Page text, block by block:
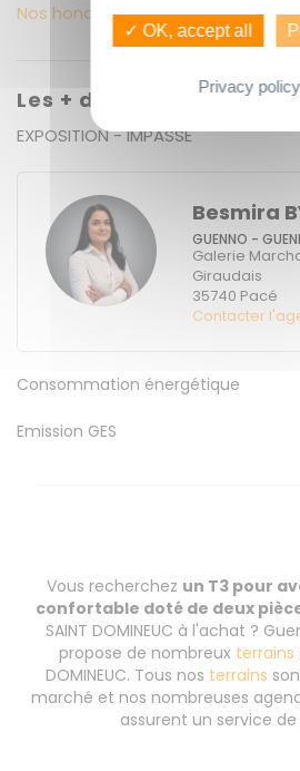
Nos honoraires
Les + du bien
EXPOSITION - IMPASSE
Besmira
GUENNO -
Galerie
Giraudais
35740 Pacé
Contacter
Consommation énergétique
Emission GES
Vous recherchez un T3 pour
confortable doté de deux
SAINT DOMINEUC à l'achat ?
propose de nombreux terrains
DOMINEUC. Tous nos terrains
marché et nos nombreuses
assurent un service
✓ OK, accept all
Privacy policy